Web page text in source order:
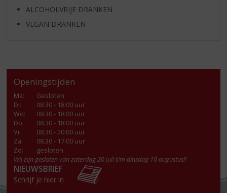
ALCOHOLVRIJE DRANKEN
VEGAN DRANKEN
Openingstijden
Ma:
Gesloten
Di:
08.30 - 18.00 uur
Wo:
08.30 - 18.00 uur
Do:
08.30 - 18.00 uur
Vr:
08.30 - 20.00 uur
Za:
08.30 - 17.00 uur
Zo:
gesloten
Wij zijn gesloten van zaterdag 20 juli t/m dinsdag 10 augustus!!
NIEUWSBRIEF
Schrijf je hier in